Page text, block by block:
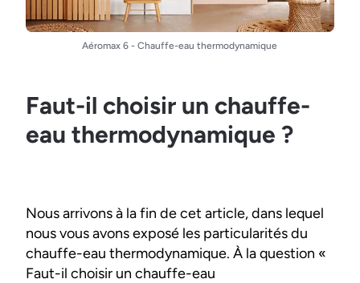
Aéromax 6 - Chauffe-eau thermodynamique
Faut-il choisir un chauffe-
eau thermodynamique ?
Nous arrivons à la fin de cet article, dans lequel
nous vous avons exposé les particularités du
chauffe-eau thermodynamique. À la question «
Faut-il choisir un chauffe-eau